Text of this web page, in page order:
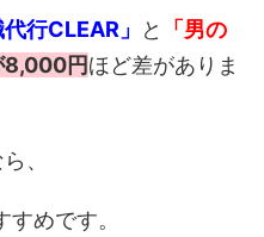
代行CLEAR」 と
「男の
8,000円ほど差がありま
、
すめです。